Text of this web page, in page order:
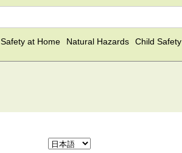
Safety at Home Natural Hazards Child Safety